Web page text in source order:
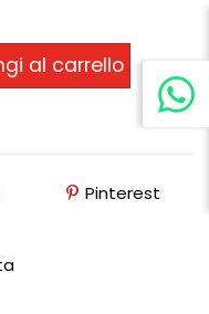
al carrello
Pinterest